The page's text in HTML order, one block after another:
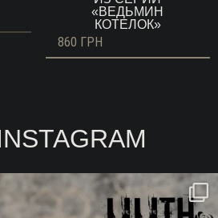
«ВЕДЬМИН
КОТЕЛОК»
860 ГРН